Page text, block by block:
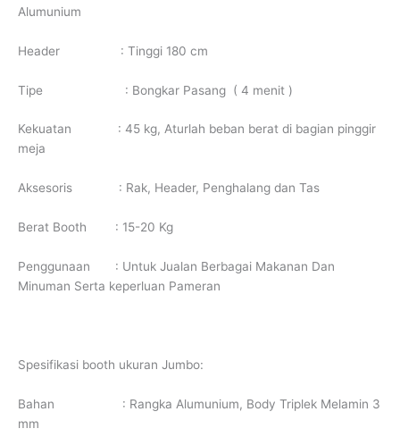
Alumunium
Header : Tinggi 180 cm
Tipe : Bongkar Pasang ( 4 menit )
Kekuatan : 45 kg, Aturlah beban berat di bagian pinggir
meja
Aksesoris : Rak, Header, Penghalang dan Tas
Berat Booth : 15-20 Kg
Penggunaan : Untuk Jualan Berbagai Makanan Dan
Minuman Serta keperluan Pameran
Spesifikasi booth ukuran Jumbo:
Bahan : Rangka Alumunium, Body Triplek Melamin 3
mm